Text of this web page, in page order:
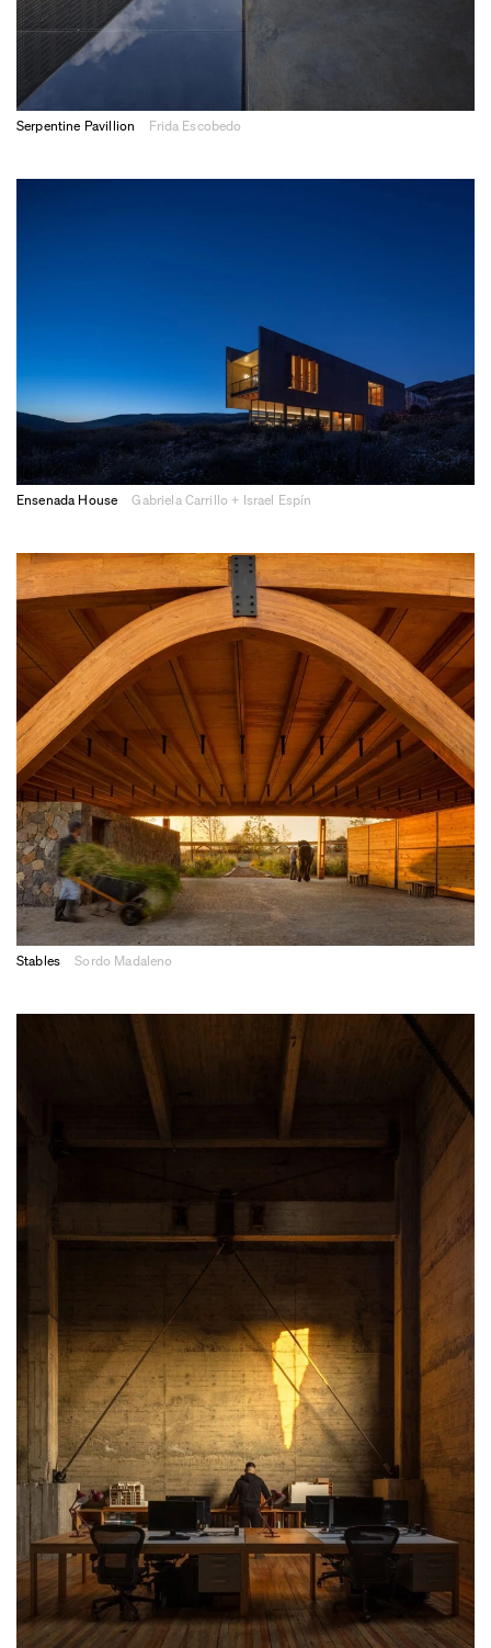
Serpentine Pavillion Frida Escobedo
Ensenada House Gabriela Carrillo + Israel Espín
Stables Sordo Madaleno